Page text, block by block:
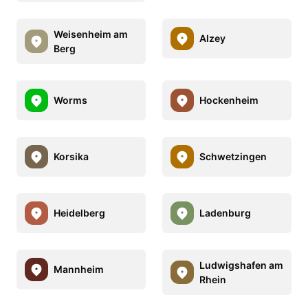
Weisenheim am
Berg
Alzey
Worms Hockenheim
Korsika Schwetzingen
Heidelberg Ladenburg
Mannheim
Ludwigshafen am
Rhein